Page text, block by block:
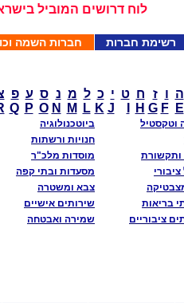
לוח דרושים המוביל
רשימת חברות חברות השמה
ה ו ז ח ט י כ ל מ נ ס ע פ
E
F
G
H
J
K
L
M
N
O
P
Q
וטקסטיל ביוטכנולוגיה
חנויות ורשתות
ותקשורת מוסדות מלכ"ר
מסעדות ובתי קפה
צבא ומשטרה
בריאות שירותים אישיים
ציבוריים שמירה ואבטחה